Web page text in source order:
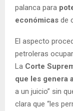
palanca para
económicas de
El aspecto
petroleras
La Corte
que les genera
a un juicio” sin
clara que “les